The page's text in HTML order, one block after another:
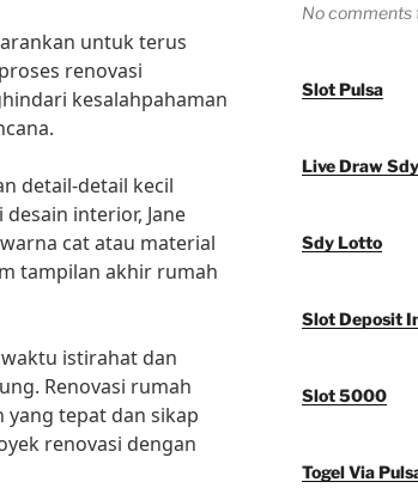
untuk terus
renovasi
kesalahpahaman
detail-detail kecil
interior, Jane
cat atau material
tampilan akhir rumah
istirahat dan
Renovasi rumah
yang tepat dan sikap
renovasi dengan
No comments
Slot Pulsa
Live Draw Sdy
Sdy Lotto
Slot Deposit
Slot 5000
Togel Via